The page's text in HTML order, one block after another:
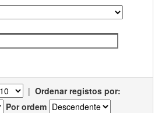
| Ordenar registos por:
Por ordem